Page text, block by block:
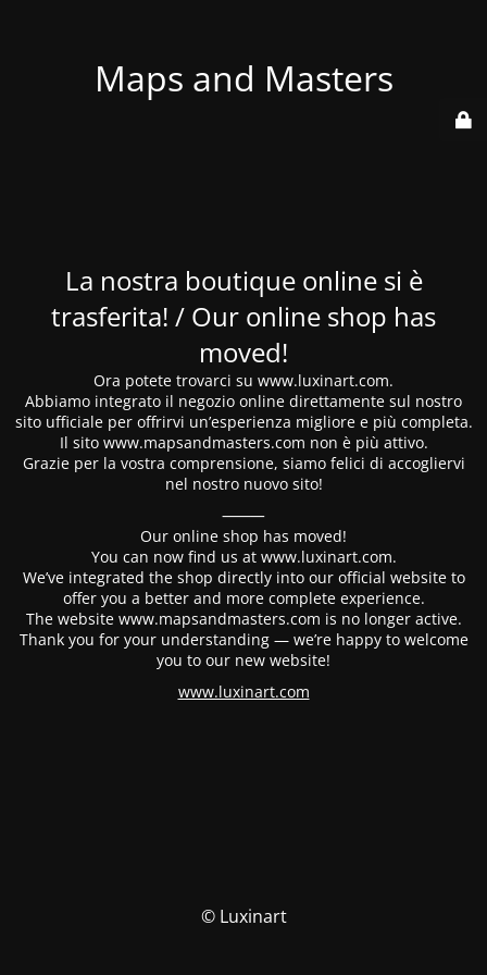
Maps and Masters
La nostra boutique online si è
trasferita! / Our online shop has
moved!
Ora potete trovarci su www.luxinart.com.
Abbiamo integrato il negozio online direttamente sul nostro
sito ufficiale per offrirvi un’esperienza migliore e più completa.
Il sito www.mapsandmasters.com non è più attivo.
Grazie per la vostra comprensione, siamo felici di accogliervi
nel nostro nuovo sito!
⸻
Our online shop has moved!
You can now find us at www.luxinart.com.
We’ve integrated the shop directly into our official website to
offer you a better and more complete experience.
The website www.mapsandmasters.com is no longer active.
Thank you for your understanding — we’re happy to welcome
you to our new website!
www.luxinart.com
© Luxinart